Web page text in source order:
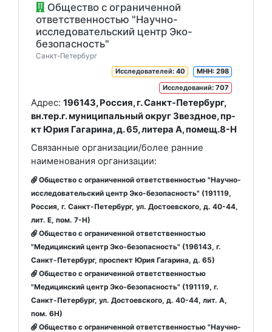
Oбщество с ограниченной
ответственностью "Научно-
исследовательский центр Эко-
безопасность"
Санкт-Петербург
МНН: 298
Исследователей: 40
Исследований: 707
Адрес: 196143, Россия, г. Санкт-Петербург,
вн.тер.г. муниципальный округ Звездное, пр-
кт Юрия Гагарина, д. 65, литера А, помещ.8-Н
Связанные организации/более ранние
наименования организации:
Общество с ограниченной ответственностью "Научно-
исследовательский центр Эко-безопасность" (191119,
Россия, г. Санкт-Петербург, ул. Достоевского, д. 40-44,
лит. Е, пом. 7-Н)
Общество с ограниченной ответственностью
"Медицинский центр Эко-безопасность" (196143, г.
Санкт-Петербург, проспект Юрия Гагарина, д. 65)
Общество с ограниченной ответственностью
"Медицинский центр Эко-безопасность" (191119, г.
Санкт-Петербург, ул. Достоевского, д. 40-44, лит. А,
пом. 6Н)
Общество с ограниченной ответственностью "Научно-